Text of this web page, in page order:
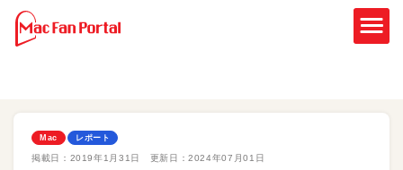
Mac レポート
掲載日： 2019年1月31日 更新日：2024年07月01日